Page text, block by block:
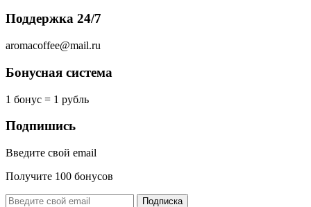
Поддержка 24/7
aromacoffee@mail.ru
Бонусная система
1 бонус = 1 рубль
Подпишись
Введите свой email
Получите 100 бонусов
Подписка